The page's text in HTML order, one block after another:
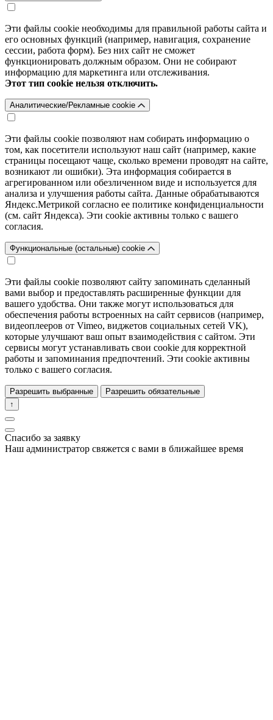
Эти файлы cookie необходимы для правильной работы сайта и
его основных функций (например, навигация, сохранение
сессии, работа форм). Без них сайт не сможет
функционировать должным образом. Они не собирают
информацию для маркетинга или отслеживания.
Этот тип cookie нельзя отключить.
Аналитические/Рекламные cookie
Эти файлы cookie позволяют нам собирать информацию о
том, как посетители используют наш сайт (например, какие
страницы посещают чаще, сколько времени проводят на сайте,
возникают ли ошибки). Эта информация собирается в
агрегированном или обезличенном виде и используется для
анализа и улучшения работы сайта. Данные обрабатываются
Яндекс.Метрикой согласно ее политике конфиденциальности
(см. сайт Яндекса). Эти cookie активны только с вашего
согласия.
Функциональные (остальные) cookie
Эти файлы cookie позволяют сайту запоминать сделанный
вами выбор и предоставлять расширенные функции для
вашего удобства. Они также могут использоваться для
обеспечения работы встроенных на сайт сервисов (например,
видеоплееров от Vimeo, виджетов социальных сетей VK),
которые улучшают ваш опыт взаимодействия с сайтом. Эти
сервисы могут устанавливать свои cookie для корректной
работы и запоминания предпочтений. Эти cookie активны
только с вашего согласия.
Разрешить выбранные
Разрешить обязательные
↑
Спасибо за заявку
Наш администратор свяжется с вами в ближайшее время